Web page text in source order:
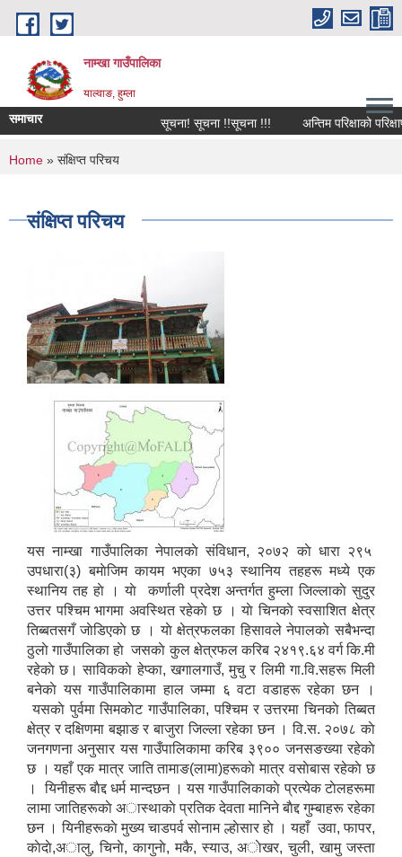
Skip to main content
नाम्खा गाउँपालिका
याल्वाङ, हुम्ला
समाचार सूचना! सूचना !!सूचना !!! अन्तिम परिक्षाको
You are here
Home » संक्षिप्त परिचय
संक्षिप्त परिचय
यस नाम्खा गाउँपालिका नेपालकाे संविधान, २०७२ काे धारा २९५
उपधारा(३) बमाेजिम कायम भएका ७५३ स्थानिय तहहरू मध्ये एक
स्थानिय तह हाे । याे कर्णाली प्रदेश अन्तर्गत हुम्ला जिल्लाकाे सुदुर
उत्तर पश्चिम भागमा अवस्थित रहेकाे छ । याे चिनकाे स्वसाशित क्षेत्र
तिब्बतसगँ जाेडिएकाे छ । याे क्षेत्रफलका हिसावले नेपालकाे सबैभन्दा
ठुलाे गाउँपालिका हाे जसकाे कुल क्षेत्रफल करिब २४१९.६४ वर्ग कि.मी
रहेकाे छ। साविककाे हेप्का, खगालगाउँ, मुचु र लिमी गा.वि.सहरू मिली
बनेकाे यस गाउँपालिकामा हाल जम्मा ६ वटा वडाहरू रहेका छन ।
यसकाे पुर्वमा सिमकाेट गाउँपालिका, पश्चिम र उत्तरमा चिनकाे तिब्बत
क्षेत्र र दक्षिणमा बझाङ र बाजुरा जिल्ला रहेका छन । वि.स. २०७८ काे
जनगणना अनुसार यस गाउँपालिकामा करिब ३९०० जनसङख्या रहेकाे
छ । यहाँ एक मात्र जाति तामाङ(लामा)हरूकाे मात्र वसाेबास रहेकाे छ
। यिनीहरू बाैद्द धर्म मान्दछन । यस गाउँपालिकाकाे प्रत्येक टाेलहरूमा
लामा जातिहरूकाे अास्थाकाे प्रतिक देवता मानिने बाैद्द गुम्बाहरू रहेका
छन । यिनीहरूकाे मुख्य चाडपर्व साेनाम ल्हाेसार हाे । यहाँ उवा, फापर,
काेदाे,अालु, चिनाे, कागुनाे, मकै, स्याउ, अाेखर, चुली, खामु जस्ता